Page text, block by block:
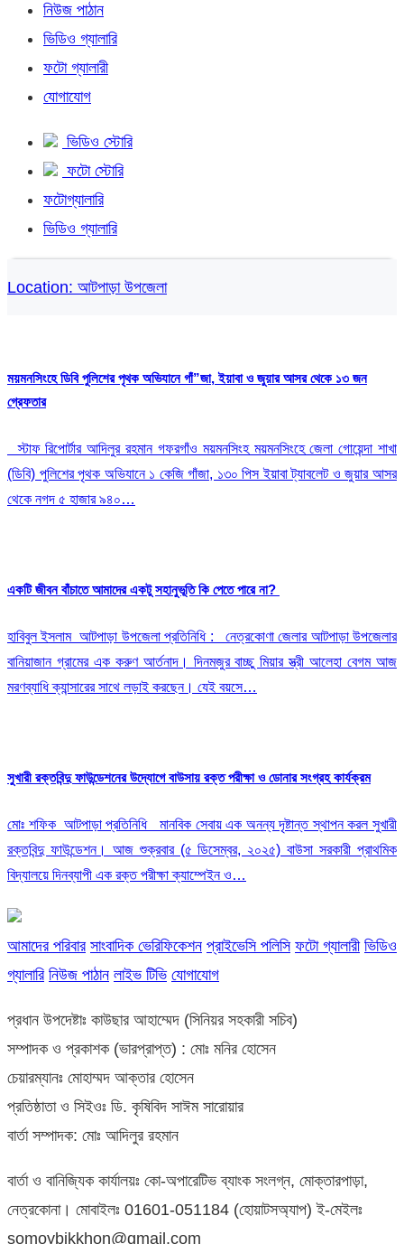
নিউজ পাঠান
ভিডিও গ্যালারি
ফটো গ্যালারী
যোগাযোগ
ভিডিও স্টোরি
ফটো স্টোরি
ফটোগ্যালারি
ভিডিও গ্যালারি
Location: আটপাড়া উপজেলা
ময়মনসিংহে ডিবি পুলিশের পৃথক অভিযানে গাঁ”জা, ইয়াবা ও জুয়ার আসর থেকে ১৩ জন
গ্রেফতার
স্টাফ রিপোর্টার আদিলুর রহমান গফরগাঁও ময়মনসিংহ ময়মনসিংহে জেলা গোয়েন্দা শাখা
(ডিবি) পুলিশের পৃথক অভিযানে ১ কেজি গাঁজা, ১৩০ পিস ইয়াবা ট্যাবলেট ও জুয়ার আসর
থেকে নগদ ৫ হাজার ৯৪০…
একটি জীবন বাঁচাতে আমাদের একটু সহানুভূতি কি পেতে পারে না?
হাবিবুল ইসলাম আটপাড়া উপজেলা প্রতিনিধি : নেত্রকোণা জেলার আটপাড়া উপজেলার
বানিয়াজান গ্রামের এক করুণ আর্তনাদ। দিনমজুর বাচ্ছু মিয়ার স্ত্রী আলেহা বেগম আজ
মরণব্যাধি ক্যান্সারের সাথে লড়াই করছেন। যেই বয়সে…
সুখারী রক্তবিন্দু ফাউন্ডেশনের উদ্যোগে বাউসায় রক্ত পরীক্ষা ও ডোনার সংগ্রহ কার্যক্রম
মোঃ শফিক আটপাড়া প্রতিনিধি মানবিক সেবায় এক অনন্য দৃষ্টান্ত স্থাপন করল সুখারী
রক্তবিন্দু ফাউন্ডেশন। আজ শুক্রবার (৫ ডিসেম্বর, ২০২৫) বাউসা সরকারী প্রাথমিক
বিদ্যালয়ে দিনব্যাপী এক রক্ত পরীক্ষা ক্যাম্পেইন ও…
আমাদের পরিবার সাংবাদিক ভেরিফিকেশন প্রাইভেসি পলিসি ফটো গ্যালারী ভিডিও
গ্যালারি নিউজ পাঠান লাইভ টিভি যোগাযোগ
প্রধান উপদেষ্টাঃ কাউছার আহাম্মেদ (সিনিয়র সহকারী সচিব)
সম্পাদক ও প্রকাশক (ভারপ্রাপ্ত) : মোঃ মনির হোসেন
চেয়ারম্যানঃ মোহাম্মদ আক্তার হোসেন
প্রতিষ্ঠাতা ও সিইওঃ ডি. কৃষিবিদ সাঈম সারোয়ার
বার্তা সম্পাদক: মোঃ আদিলুর রহমান
বার্তা ও বানিজ্যিক কার্যালয়ঃ কো-অপারেটিভ ব্যাংক সংলগ্ন, মোক্তারপাড়া,
নেত্রকোনা। মোবাইলঃ 01601-051184 (হোয়াটসঅ্যাপ) ই-মেইলঃ
somoybikkhon@gmail.com